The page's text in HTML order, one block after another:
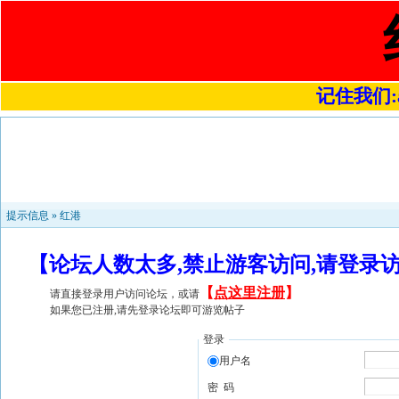
记住我们
提示信息 » 红港
【论坛人数太多,禁止游客访问,请登
请直接登录用户访问论坛，或请 【 点这里注册】
如果您已注册,请先登录论坛即可游览帖子
登录
用户名
密 码